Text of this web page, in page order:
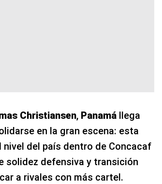
Christiansen, Panamállega
en la gran escena: esta
nivel del país dentro de Concacaf
solidez defensiva y transición
a rivales con más cartel.